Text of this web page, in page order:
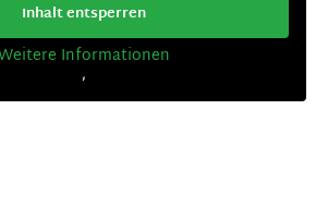
Inhalt entsperren
Informationen
‚